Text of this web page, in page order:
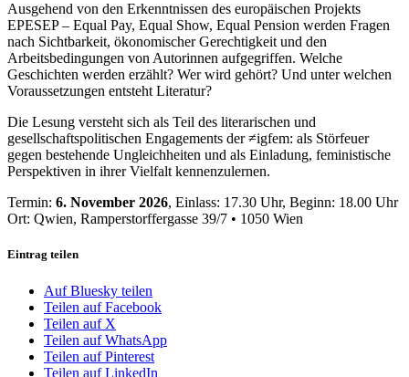
Ausgehend von den Erkenntnissen des europäischen Projekts
EPESEP – Equal Pay, Equal Show, Equal Pension werden Fragen
nach Sichtbarkeit, ökonomischer Gerechtigkeit und den
Arbeitsbedingungen von Autorinnen aufgegriffen. Welche
Geschichten werden erzählt? Wer wird gehört? Und unter welchen
Voraussetzungen entsteht Literatur?
Die Lesung versteht sich als Teil des literarischen und
gesellschaftspolitischen Engagements der ≠igfem: als Störfeuer
gegen bestehende Ungleichheiten und als Einladung, feministische
Perspektiven in ihrer Vielfalt kennenzulernen.
Termin: 6. November 2026, Einlass: 17.30 Uhr, Beginn: 18.00 Uhr
Ort: Qwien, Ramperstorffergasse 39/7 • 1050 Wien
Eintrag teilen
Auf Bluesky teilen
Teilen auf Facebook
Teilen auf X
Teilen auf WhatsApp
Teilen auf Pinterest
Teilen auf LinkedIn